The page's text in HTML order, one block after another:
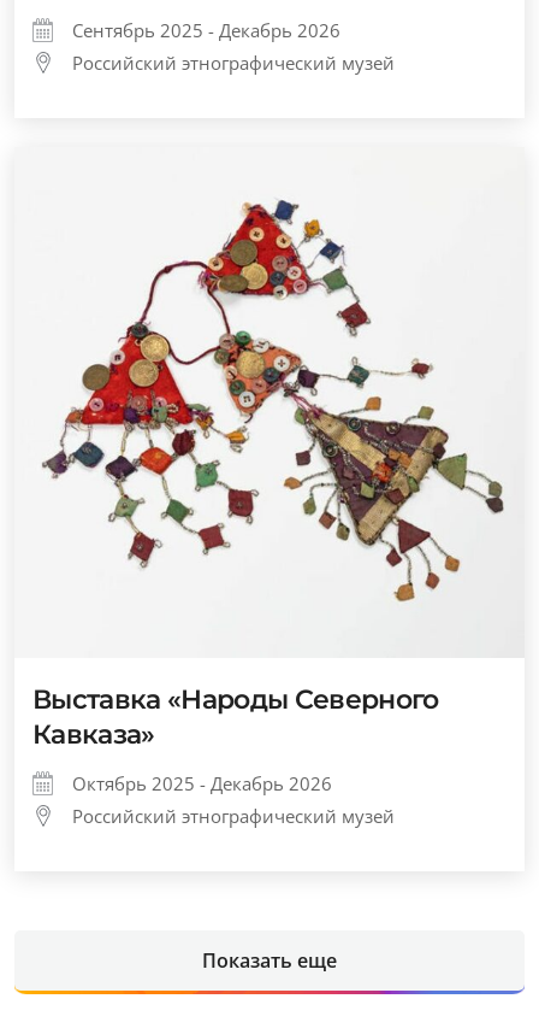
Сентябрь 2025 - Декабрь 2026
Российский этнографический музей
Выставка «Народы Северного
Кавказа»
Октябрь 2025 - Декабрь 2026
Российский этнографический музей
Показать еще